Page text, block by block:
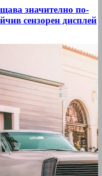
значително по-
сензорен дисплей